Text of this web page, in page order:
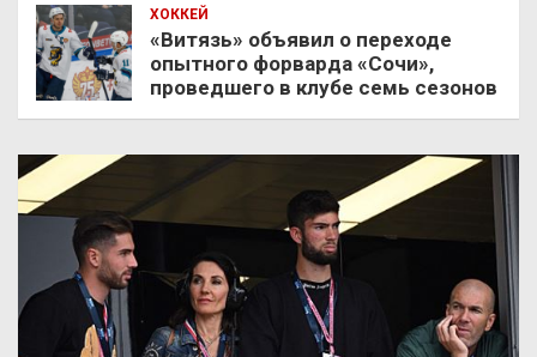
ХОККЕЙ
«Витязь» объявил о переходе
опытного форварда «Сочи»,
проведшего в клубе семь сезонов